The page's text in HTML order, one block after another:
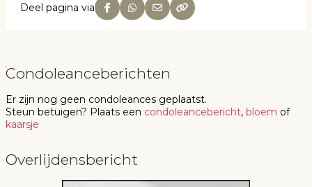
Deel pagina via
Condoleanceberichten
Er zijn nog geen condoleances geplaatst.
Steun betuigen? Plaats een condoleancebericht, bloem of
kaarsje
Overlijdensbericht